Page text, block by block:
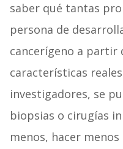
saber qué tantas
persona de
cancerígeno a partir
características
investigadores, se
biopsias o cirugías
menos, hacer